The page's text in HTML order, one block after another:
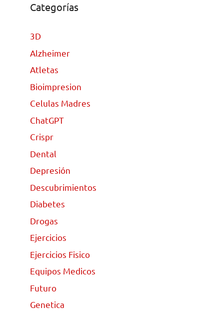
Categorías
3D
Alzheimer
Atletas
Bioimpresion
Celulas Madres
ChatGPT
Crispr
Dental
Depresión
Descubrimientos
Diabetes
Drogas
Ejercicios
Ejercicios Fisico
Equipos Medicos
Futuro
Genetica